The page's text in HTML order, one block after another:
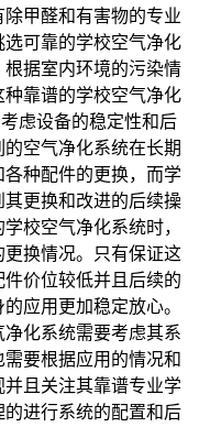
甲醛和有害物的专业
可靠的学校空气净化
据室内环境的污染情
靠谱的学校空气净化
虑设备的稳定性和后
空气净化系统在长期
种配件的更换，而学
更换和改进的后续操
校空气净化系统时，
换情况。只有保证这
价位较低并且后续的
应用更加稳定放心。
化系统需要考虑其系
要根据应用的情况和
且关注其靠谱专业学
进行系统的配置和后